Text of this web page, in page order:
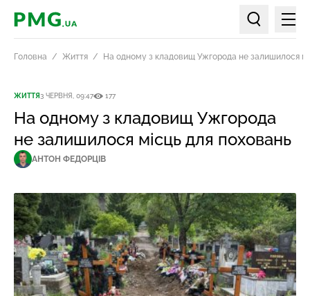
PMG.ua
Пошук по
Головна Життя На одному з кладовищ Ужгорода не залишилося
ЖИТТЯ3 ЧЕРВНЯ, 09:47 177
На одному з кладовищ Ужгорода
не залишилося місць для поховань
АНТОН ФЕДОРЦІВ